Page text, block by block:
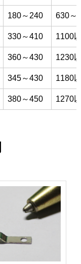
180～240 630～
330～410 1100
360～430 1230
345～430 1180
380～450 1270